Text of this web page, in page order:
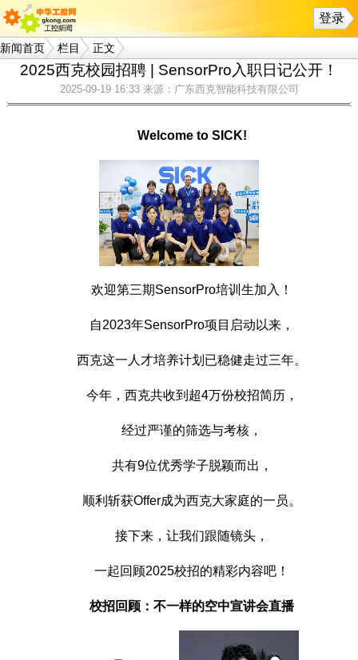
登录
新闻首页 栏目 正文
2025西克校园招聘 | SensorPro入职日记公开！
2025-09-19 16:33 来源：广东西克智能科技有限公司
Welcome to SICK!
欢迎第三期SensorPro培训生加入！
自2023年SensorPro项目启动以来，
西克这一人才培养计划已稳健走过三年。
今年，西克共收到超4万份校招简历，
经过严谨的筛选与考核，
共有9位优秀学子脱颖而出，
顺利斩获Offer成为西克大家庭的一员。
接下来，让我们跟随镜头，
一起回顾2025校招的精彩内容吧！
校招回顾：不一样的空中宣讲会直播